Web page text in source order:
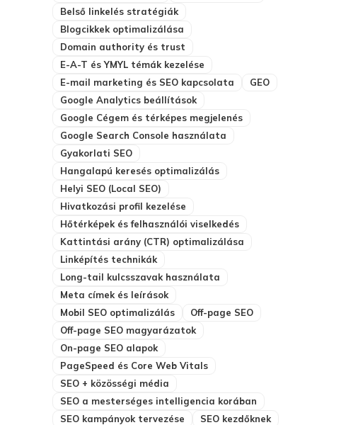
Belső linkelés stratégiák
Blogcikkek optimalizálása
Domain authority és trust
E-A-T és YMYL témák kezelése
E-mail marketing és SEO kapcsolata
GEO
Google Analytics beállítások
Google Cégem és térképes megjelenés
Google Search Console használata
Gyakorlati SEO
Hangalapú keresés optimalizálás
Helyi SEO (Local SEO)
Hivatkozási profil kezelése
Hőtérképek és felhasználói viselkedés
Kattintási arány (CTR) optimalizálása
Linképítés technikák
Long-tail kulcsszavak használata
Meta címek és leírások
Mobil SEO optimalizálás
Off-page SEO
Off-page SEO magyarázatok
On-page SEO alapok
PageSpeed és Core Web Vitals
SEO + közösségi média
SEO a mesterséges intelligencia korában
SEO kampányok tervezése
SEO kezdőknek